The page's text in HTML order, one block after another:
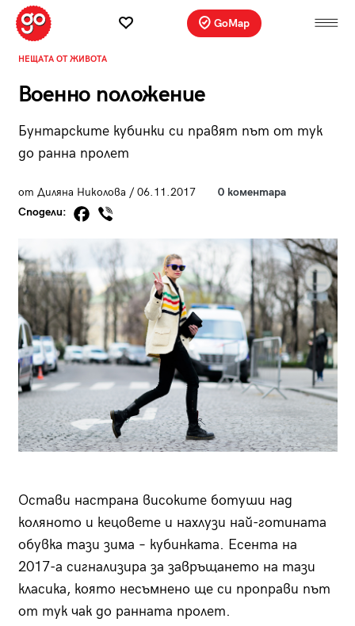
GoMap
НЕЩАТА ОТ ЖИВОТА
Военно положение
Бунтарските кубинки си правят път от тук
до ранна пролет
от Диляна Николова / 06.11.2017
0 коментара
Сподели:
Остави настрана високите ботуши над
коляното и кецовете и нахлузи най-готината
обувка тази зима – кубинката. Есента на
2017-а сигнализира за завръщането на тази
класика, която несъмнено ще си проправи път
от тук чак до ранната пролет.